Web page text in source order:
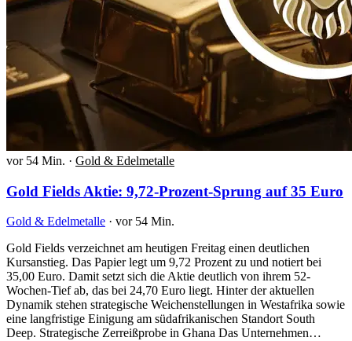
vor 54 Min. · Gold & Edelmetalle
Gold Fields Aktie: 9,72-Prozent-Sprung auf 35 Euro
Gold & Edelmetalle · vor 54 Min.
Gold Fields verzeichnet am heutigen Freitag einen deutlichen
Kursanstieg. Das Papier legt um 9,72 Prozent zu und notiert bei
35,00 Euro. Damit setzt sich die Aktie deutlich von ihrem 52-
Wochen-Tief ab, das bei 24,70 Euro liegt. Hinter der aktuellen
Dynamik stehen strategische Weichenstellungen in Westafrika sowie
eine langfristige Einigung am südafrikanischen Standort South
Deep. Strategische Zerreißprobe in Ghana Das Unternehmen…